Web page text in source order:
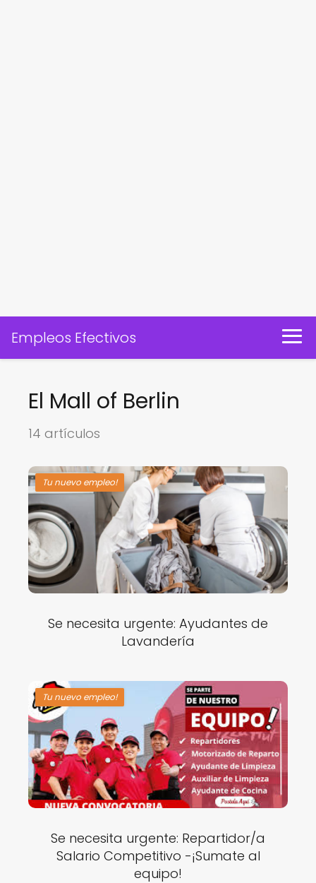
Empleos Efectivos
El Mall of Berlin
14 artículos
Tu nuevo empleo!
Se necesita urgente: Ayudantes de
Lavandería
Tu nuevo empleo!
Se necesita urgente: Repartidor/a
Salario Competitivo -¡Sumate al
equipo!